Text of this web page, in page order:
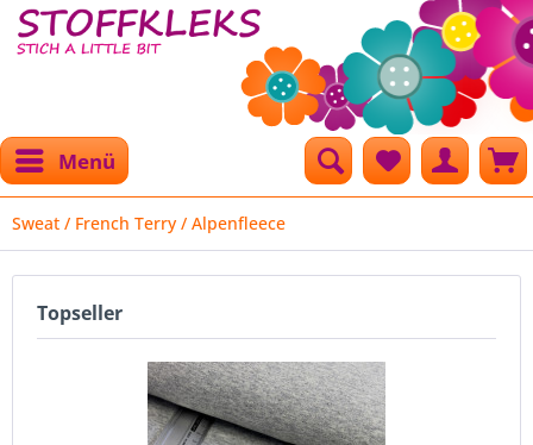
Menü
Sweat / French Terry / Alpenfleece
Topseller